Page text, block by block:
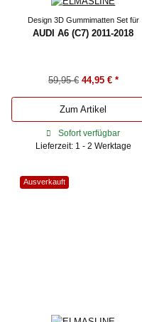
Design 3D Gummimatten Set für
AUDI A6 (C7) 2011-2018
59,95 € 44,95 € *
Zum Artikel
Sofort verfügbar
Lieferzeit: 1 - 2 Werktage
Ausverkauft